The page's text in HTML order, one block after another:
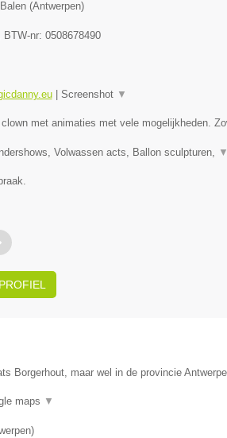
Balen(Antwerpen)
BTW-nr: 0508678490
| Screenshot ▼
clown met animaties met vele mogelijkheden.
Volwassen acts, Ballon sculpturen, ▼
Borgerhout, maar wel in de provincie
maps ▼
)